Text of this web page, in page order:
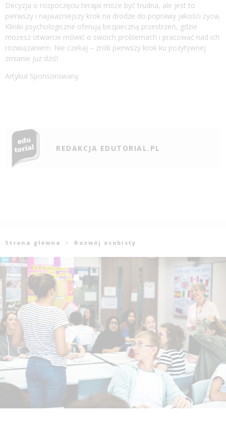
Decyzja o rozpoczęciu terapii może być trudna, ale jest to
pierwszy i najważniejszy krok na drodze do poprawy jakości życia.
Kliniki psychologiczne oferują bezpieczną przestrzeń, gdzie
możesz otwarcie mówić o swoich problemach i pracować nad ich
rozwiązaniem. Nie czekaj – zrób pierwszy krok ku pozytywnej
zmianie już dziś!
Artykuł Sponsorowany
REDAKCJA EDUTORIAL.PL
Strona główna Rozwój osobisty